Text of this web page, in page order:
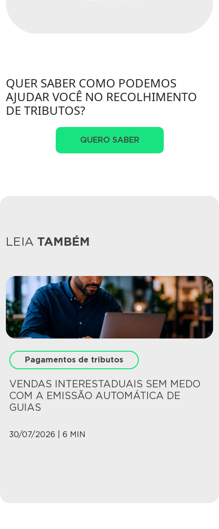
QUER SABER COMO PODEMOS
AJUDAR VOCÊ NO RECOLHIMENTO
DE TRIBUTOS?
QUERO SABER
LEIA TAMBÉM
Pagamentos de tributos
VENDAS INTERESTADUAIS SEM MEDO
COM A EMISSÃO AUTOMÁTICA DE
GUIAS
30/07/2026 | 6 MIN